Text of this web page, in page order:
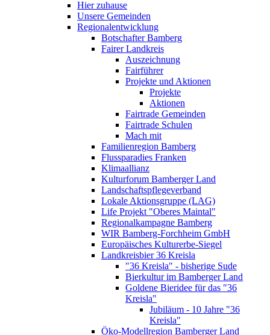
Hier zuhause
Unsere Gemeinden
Regionalentwicklung
Botschafter Bamberg
Fairer Landkreis
Auszeichnung
Fairführer
Projekte und Aktionen
Projekte
Aktionen
Fairtrade Gemeinden
Fairtrade Schulen
Mach mit
Familienregion Bamberg
Flussparadies Franken
Klimaallianz
Kulturforum Bamberger Land
Landschaftspflegeverband
Lokale Aktionsgruppe (LAG)
Life Projekt "Oberes Maintal"
Regionalkampagne Bamberg
WIR Bamberg-Forchheim GmbH
Europäisches Kulturerbe-Siegel
Landkreisbier 36 Kreisla
"36 Kreisla" - bisherige Sude
Bierkultur im Bamberger Land
Goldene Bieridee für das "36
Kreisla"
Jubiläum - 10 Jahre "36
Kreisla"
Öko-Modellregion Bamberger Land